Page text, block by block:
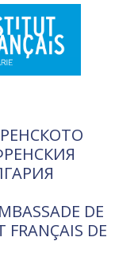
DE
FRANÇAIS DE